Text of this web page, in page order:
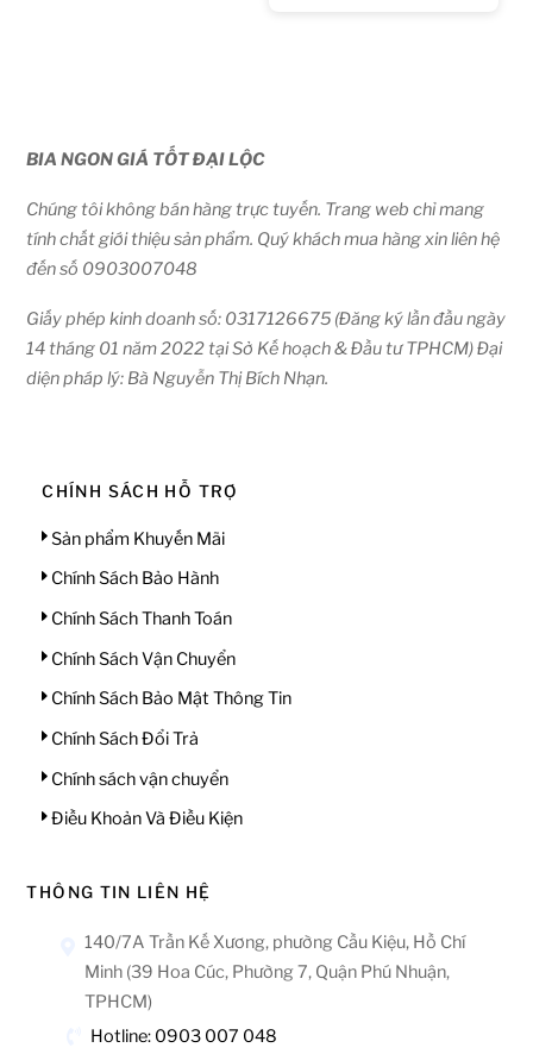
BIA NGON GIÁ TỐT ĐẠI LỘC
Chúng tôi không bán hàng trực tuyến. Trang web chỉ mang
tính chất giới thiệu sản phẩm. Quý khách mua hàng xin liên hệ
đến số 0903007048
Giấy phép kinh doanh số: 0317126675 (Đăng ký lần đầu ngày
14 tháng 01 năm 2022 tại Sở Kế hoạch & Đầu tư TPHCM) Đại
diện pháp lý: Bà Nguyễn Thị Bích Nhạn.
CHÍNH SÁCH HỖ TRỢ
Sản phẩm Khuyến Mãi
Chính Sách Bảo Hành
Chính Sách Thanh Toán
Chính Sách Vận Chuyển
Chính Sách Bảo Mật Thông Tin
Chính Sách Đổi Trả
Chính sách vận chuyển
Điều Khoản Và Điều Kiện
THÔNG TIN LIÊN HỆ
140/7A Trần Kế Xương, phường Cầu Kiệu, Hồ Chí
Minh (39 Hoa Cúc, Phường 7, Quận Phú Nhuận,
TPHCM)
Hotline: 0903 007 048